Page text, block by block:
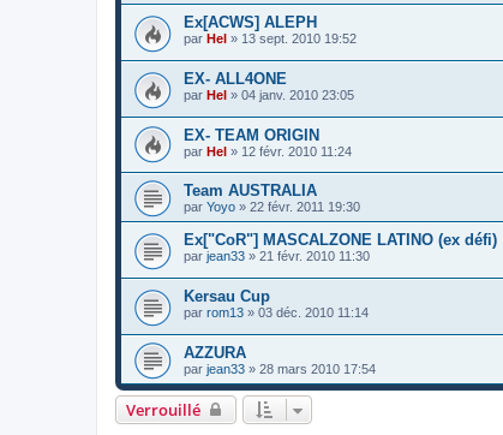
Ex[ACWS] ALEPH
par Hel » 13 sept. 2010 19:52
EX- ALL4ONE
par Hel » 04 janv. 2010 23:05
EX- TEAM ORIGIN
par Hel » 12 févr. 2010 11:24
Team AUSTRALIA
par Yoyo » 22 févr. 2011 19:30
Ex["CoR"] MASCALZONE LATINO (ex défi)
par jean33 » 21 févr. 2010 11:30
Kersau Cup
par rom13 » 03 déc. 2010 11:14
AZZURA
par jean33 » 28 mars 2010 17:54
Verrouillé